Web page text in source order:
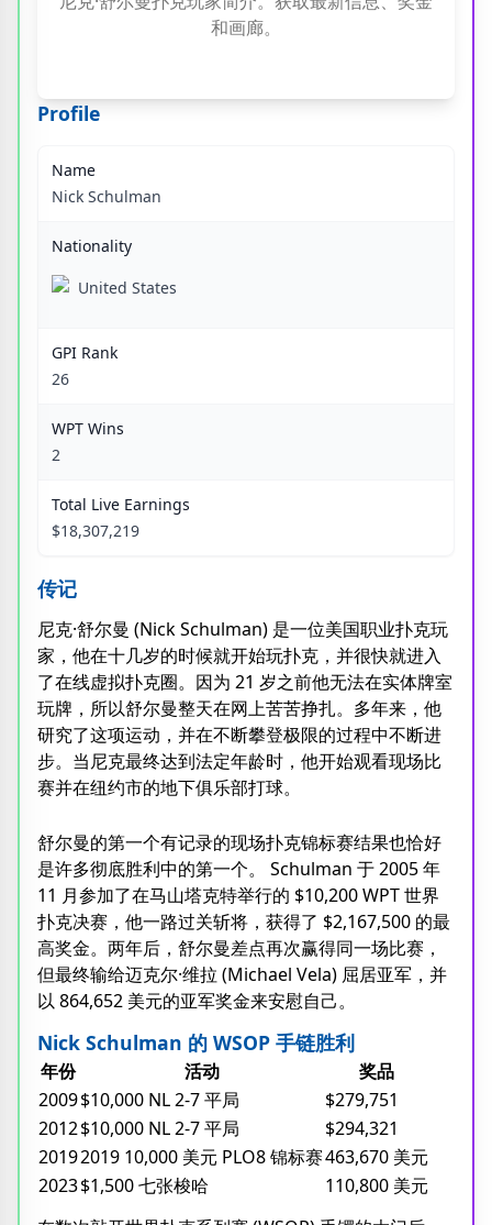
和画廊。
Profile
Name
Nick Schulman
Nationality
United States
GPI Rank
26
WPT Wins
2
Total Live Earnings
$18,307,219
传记
尼克·舒尔曼 (Nick Schulman) 是一位美国职业扑克玩
家，他在十几岁的时候就开始玩扑克，并很快就进入
了在线虚拟扑克圈。因为 21 岁之前他无法在实体牌室
玩牌，所以舒尔曼整天在网上苦苦挣扎。多年来，他
研究了这项运动，并在不断攀登极限的过程中不断进
步。当尼克最终达到法定年龄时，他开始观看现场比
赛并在纽约市的地下俱乐部打球。
舒尔曼的第一个有记录的现场扑克锦标赛结果也恰好
是许多彻底胜利中的第一个。 Schulman 于 2005 年
11 月参加了在马山塔克特举行的 $10,200 WPT 世界
扑克决赛，他一路过关斩将，获得了 $2,167,500 的最
高奖金。两年后，舒尔曼差点再次赢得同一场比赛，
但最终输给迈克尔·维拉 (Michael Vela) 屈居亚军，并
以 864,652 美元的亚军奖金来安慰自己。
Nick Schulman 的 WSOP 手链胜利
年份 活动
奖品
2009$10,000 NL 2-7 平局
$279,751
2012$10,000 NL 2-7 平局
$294,321
20192019 10,000 美元 PLO8 锦标赛463,670 美元
2023$1,500 七张梭哈
110,800 美元